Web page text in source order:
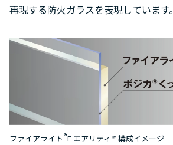
再現する防火ガラスを表現しています。
ファイアライト®F エアリティ™ 構成イメージ